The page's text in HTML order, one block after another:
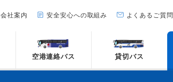
会社案内 安全安心への取組み よくあるご質問
空港連絡バス 貸切バス